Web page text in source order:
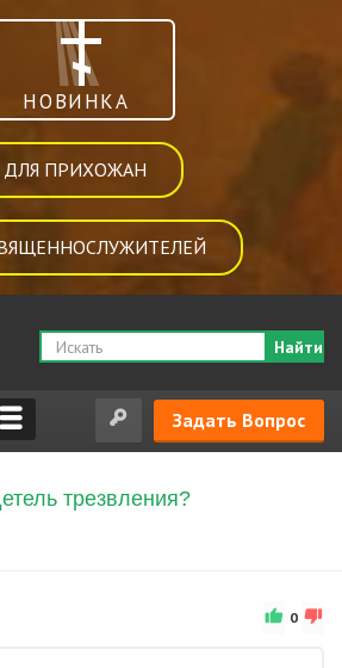
НОВИНКА
ДЛЯ ПРИХОЖАН
Найти
Задать Вопрос
трезвления?
0